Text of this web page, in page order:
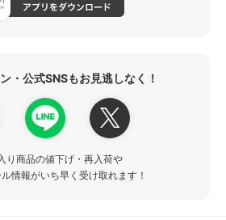
・公式SNSもお見逃しなく！
り商品の値下げ・再入荷や
情報がいち早く受け取れます！